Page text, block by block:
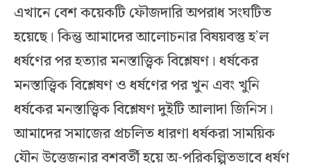
এখানে বেশ কয়েকটি ফৌজদারি অপরাধ সংঘটিত
হয়েছে। কিন্তু আমাদের আলোচনার বিষয়বস্তু হ’ল
ধর্ষণের পর হত্যার মনস্তাত্ত্বিক বিশ্লেষণ। ধর্ষকের
মনস্তাত্ত্বিক বিশ্লেষণ ও ধর্ষণের পর খুন এবং খুনি
ধর্ষকের মনস্তাত্ত্বিক বিশ্লেষণ দুইটি আলাদা জিনিস।
আমাদের সমাজের প্রচলিত ধারণা ধর্ষকরা সাময়িক
যৌন উত্তেজনার বশবর্তী হয়ে অ-পরিকল্পিতভাবে ধর্ষণ